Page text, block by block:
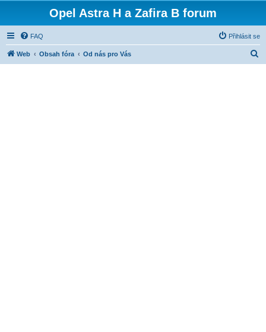
Opel Astra H a Zafira B forum
FAQ Přihlásit se
Web Obsah fóra Od nás pro Vás